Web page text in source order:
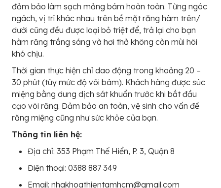
đảm bảo làm sạch mảng bám hoàn toàn. Từng ngóc
ngách, vị trí khác nhau trên bề mặt răng hàm trên/
dưới cũng đều được loại bỏ triệt để, trả lại cho bạn
hàm răng trắng sáng và hơi thở không còn mùi hôi
khó chịu.
Thời gian thực hiện chỉ dao động trong khoảng 20 –
30 phút (tùy mức độ vôi bám). Khách hàng được súc
miệng bằng dung dịch sát khuẩn trước khi bắt đầu
cạo vôi răng. Đảm bảo an toàn, vệ sinh cho vấn đề
răng miệng cũng như sức khỏe của bạn.
Thông tin liên hệ:
Địa chỉ: 353 Phạm Thế Hiển, P. 3, Quận 8
Điện thoại: 0388 887 349
Email: nhakhoathientamhcm@gmail.com